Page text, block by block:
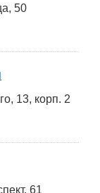
50
13, корп. 2
61